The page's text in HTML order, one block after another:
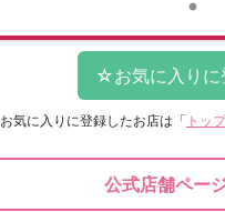
お気に入りに登録したお店は 「 トッ
公式店舗ペー